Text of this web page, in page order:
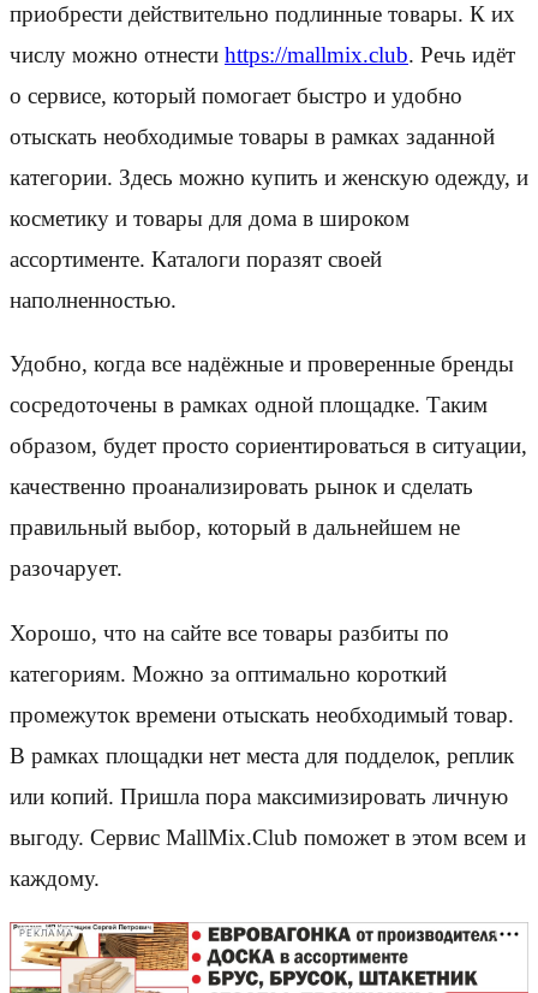
приобрести действительно подлинные товары. К их
числу можно отнести https://mallmix.club. Речь идёт
о сервисе, который помогает быстро и удобно
отыскать необходимые товары в рамках заданной
категории. Здесь можно купить и женскую одежду, и
косметику и товары для дома в широком
ассортименте. Каталоги поразят своей
наполненностью.
Удобно, когда все надёжные и проверенные бренды
сосредоточены в рамках одной площадке. Таким
образом, будет просто сориентироваться в ситуации,
качественно проанализировать рынок и сделать
правильный выбор, который в дальнейшем не
разочарует.
Хорошо, что на сайте все товары разбиты по
категориям. Можно за оптимально короткий
промежуток времени отыскать необходимый товар.
В рамках площадки нет места для подделок, реплик
или копий. Пришла пора максимизировать личную
выгоду. Сервис MallMix.Club поможет в этом всем и
каждому.
РЕКЛАМА